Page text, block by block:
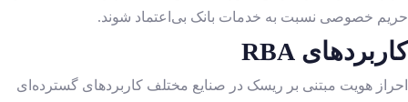
حریم خصوصی نسبت به خدمات بانک بی‌اعتماد شوند.
کاربردهای RBA
احراز هویت مبتنی بر ریسک در صنایع مختلف کاربردهای گسترده‌ای